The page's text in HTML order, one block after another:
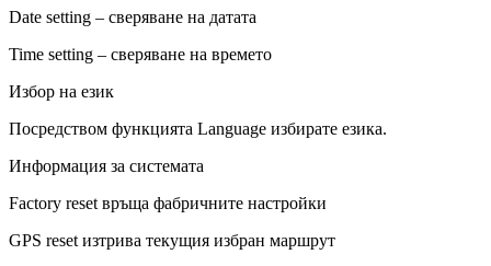
Date setting – сверяване на датата
Time setting – сверяване на времето
Избор на език
Посредством функцията Language избирате езика.
Информация за системата
Factory reset връща фабричните настройки
GPS reset изтрива текущия избран маршрут